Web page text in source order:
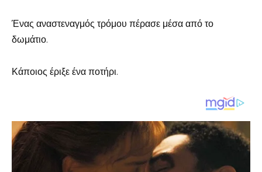
Ένας αναστεναγμός τρόμου πέρασε μέσα από το
δωμάτιο.
Κάποιος έριξε ένα ποτήρι.